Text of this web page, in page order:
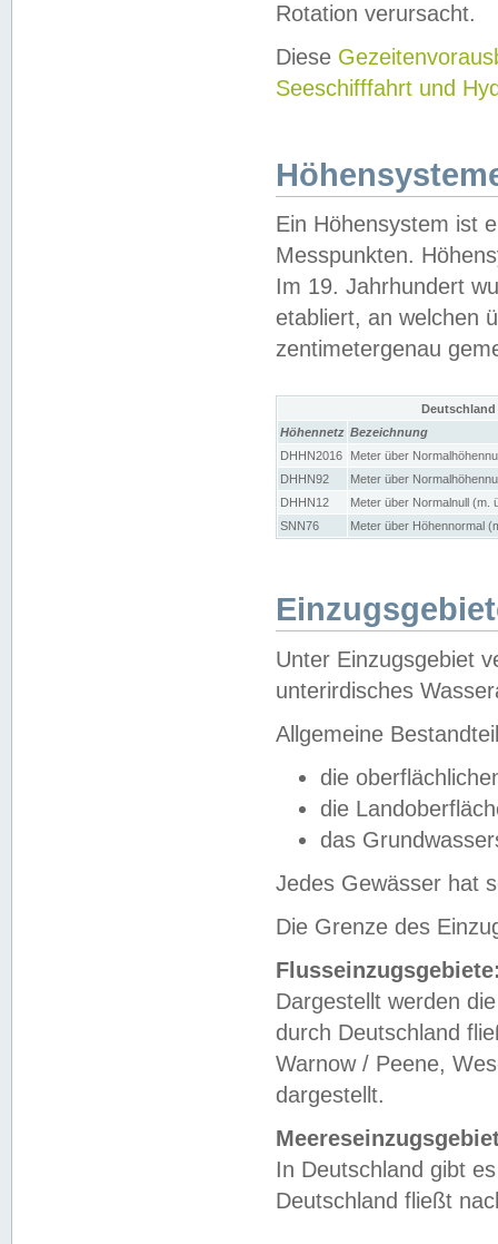
Rotation verursacht.
Diese
Seeschifffahrt und
Ein Höhensystem ist
Messpunkten.
Im 19. Jahrhundert
etabliert, an welchen
zentimetergenau
Höhennetz Bezeichnung
DHHN2016
Meter über
DHHN92
Meter über
DHHN12
Meter über Normalnull (m.
SNN76
Meter über Höhennormal
Unter Einzugsgebiet
unterirdisches
Allgemeine
die
die
das
Jedes Gewässer hat
Die Grenze des
Dargestellt werden
durch Deutschland
Warnow / Peene,
dargestellt.
In Deutschland gibt
Deutschland fließt